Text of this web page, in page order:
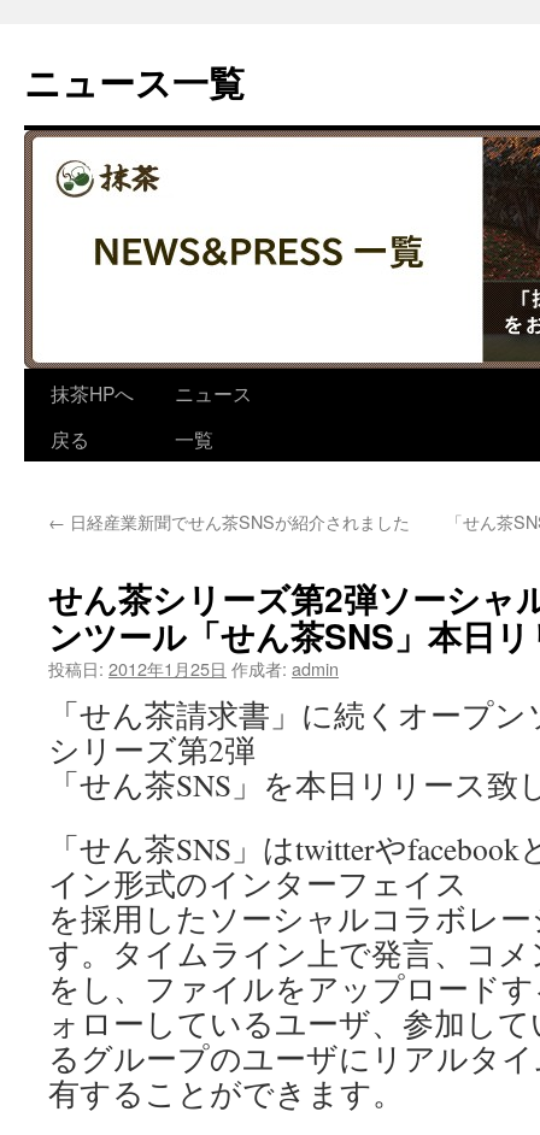
テ
ン
へ
ス
キ
ッ
プ
ニュース一覧
抹茶HPへ
戻る
ニュース
一覧
← 日経産業新聞でせん茶SNSが紹介されました 「せん茶
せん茶シリーズ第2弾ソーシャ
ンツール「せん茶SNS」本日
投稿日: 2012年1月25日 作成者: admin
「せん茶請求書」に続くオープ
シリーズ第2弾
「せん茶SNS」を本日リリース致
「せん茶SNS」はtwitterや
イン形式のインターフェイス
を採用したソーシャルコラボレ
す。タイムライン上で発言、コメ
をし、ファイルをアップロード
ォローしているユーザ、参加して
るグループのユーザにリアルタ
有することができます。